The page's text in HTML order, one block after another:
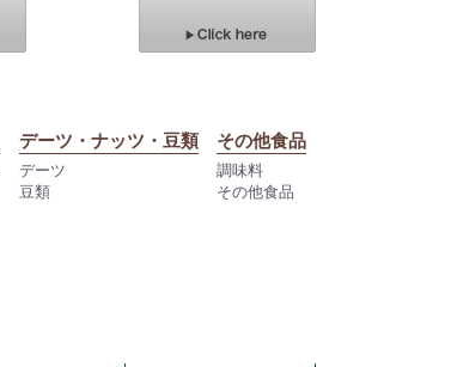
デーツ・ナッツ・豆類
デーツ
豆類
その他食品
調味料
その他食品